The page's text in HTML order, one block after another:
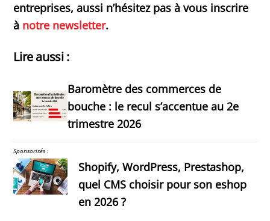
entreprises, aussi n’hésitez pas à vous inscrire
à notre newsletter.
Lire aussi :
Baromètre des commerces de
bouche : le recul s’accentue au 2e
trimestre 2026
Sponsorisés :
Shopify, WordPress, Prestashop,
quel CMS choisir pour son eshop
en 2026 ?